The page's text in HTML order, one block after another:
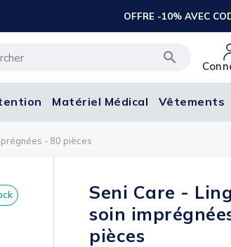

Matériel Médical Vêtements
- 80 pièces
Seni Care -
soin
pièces